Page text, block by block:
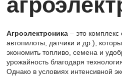
Агроэлектроника – это комплекс
автопилоты, датчики и др.),
экономить топливо, семена и
урожайность благодаря
Однако в условиях интенсивной